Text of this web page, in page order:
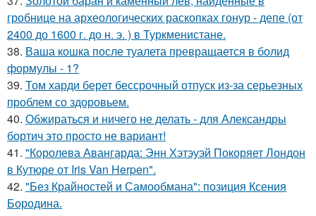
гробнице на археологических раскопках гонур - депе (от
2400 до 1600 г. до н. э. ) в Туркменистане.
38. Ваша кошка после туалета превращается в болид
формулы - 1?
39. Том харди берет бессрочный отпуск из-за серьезных
проблем со здоровьем.
40. Обжираться и ничего не делать - для Александры
бортич это просто не вариант!
41. "Королева Авангарда: Энн Хэтэуэй Покоряет Лондон
в Кутюре от Iris Van Herpen".
42. "Без Крайностей и Самообмана": позиция Ксения
Бородина.